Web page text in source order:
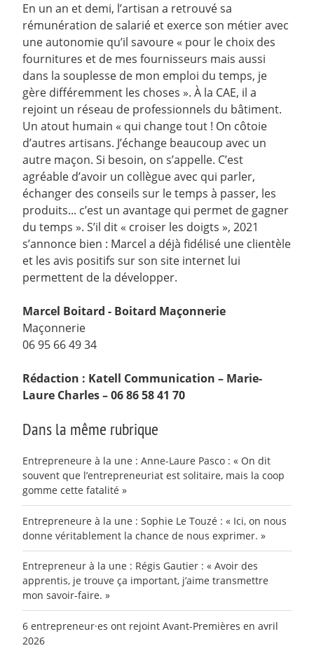
En un an et demi, l’artisan a retrouvé sa
rémunération de salarié et exerce son métier avec
une autonomie qu’il savoure « pour le choix des
fournitures et de mes fournisseurs mais aussi
dans la souplesse de mon emploi du temps, je
gère différemment les choses ». À la CAE, il a
rejoint un réseau de professionnels du bâtiment.
Un atout humain « qui change tout ! On côtoie
d’autres artisans. J’échange beaucoup avec un
autre maçon. Si besoin, on s’appelle. C’est
agréable d’avoir un collègue avec qui parler,
échanger des conseils sur le temps à passer, les
produits... c’est un avantage qui permet de gagner
du temps ». S’il dit « croiser les doigts », 2021
s’annonce bien : Marcel a déjà fidélisé une clientèle
et les avis positifs sur son site internet lui
permettent de la développer.
Marcel Boitard - Boitard Maçonnerie
Maçonnerie
06 95 66 49 34
Rédaction : Katell Communication – Marie-
Laure Charles – 06 86 58 41 70
Dans la même rubrique
Entrepreneure à la une : Anne-Laure Pasco : « On dit
souvent que l’entrepreneuriat est solitaire, mais la coop
gomme cette fatalité »
Entrepreneure à la une : Sophie Le Touzé : « Ici, on nous
donne véritablement la chance de nous exprimer. »
Entrepreneur à la une : Régis Gautier : « Avoir des
apprentis, je trouve ça important, j’aime transmettre
mon savoir-faire. »
6 entrepreneur·es ont rejoint Avant-Premières en avril
2026